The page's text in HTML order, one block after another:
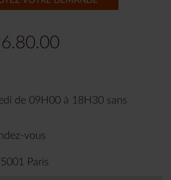
de 09H00 à 18H30 sans
vous
Paris